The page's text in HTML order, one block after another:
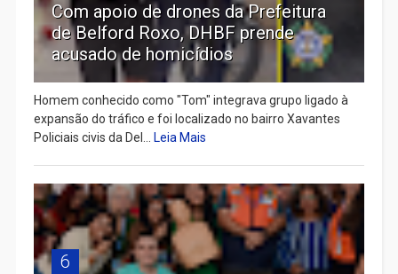
Com apoio de drones da Prefeitura
de Belford Roxo, DHBF prende
acusado de homicídios
Homem conhecido como "Tom" integrava grupo ligado à
expansão do tráfico e foi localizado no bairro Xavantes
Policiais civis da Del... Leia Mais
6